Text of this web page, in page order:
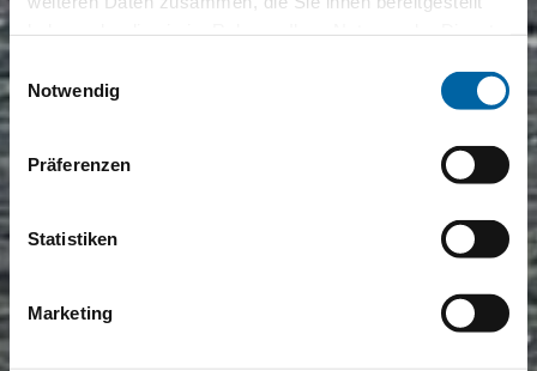
Notwendig
Präferenzen
Statistiken
Marketing